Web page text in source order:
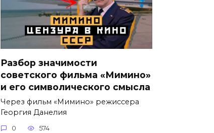
Разбор значимости
советского фильма «Мимино»
и его символического смысла
Через фильм «Мимино» режиссера
Георгия Данелия
0 574